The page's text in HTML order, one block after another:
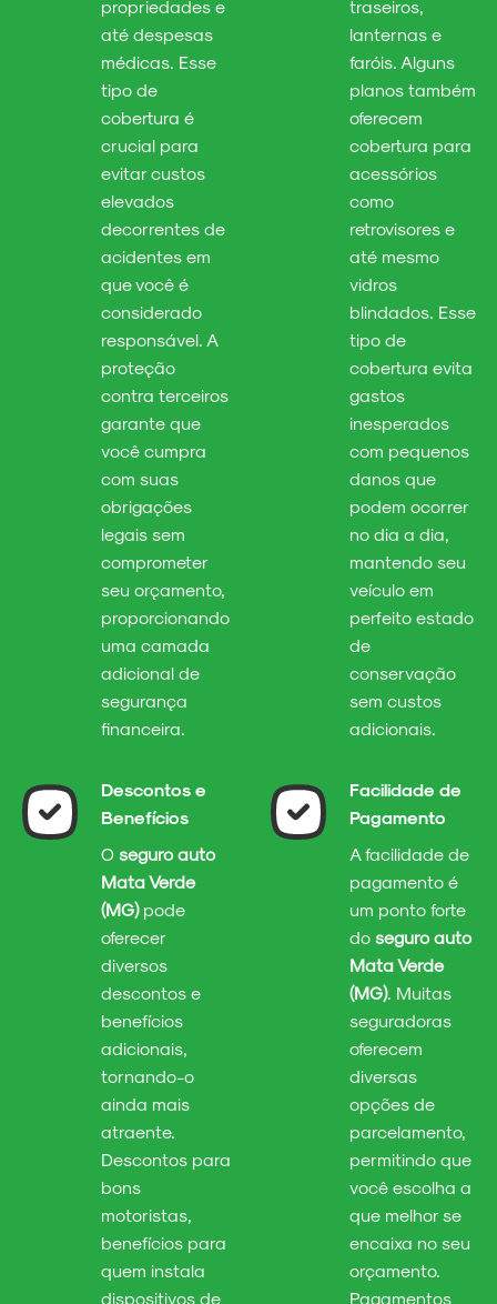
propriedades e
até despesas
médicas. Esse
tipo de
cobertura é
crucial para
evitar custos
elevados
decorrentes de
acidentes em
que você é
considerado
responsável. A
proteção
contra terceiros
garante que
você cumpra
com suas
obrigações
legais sem
comprometer
seu orçamento,
proporcionando
uma camada
adicional de
segurança
financeira.
traseiros,
lanternas e
faróis. Alguns
planos também
oferecem
cobertura para
acessórios
como
retrovisores e
até mesmo
vidros
blindados. Esse
tipo de
cobertura evita
gastos
inesperados
com pequenos
danos que
podem ocorrer
no dia a dia,
mantendo seu
veículo em
perfeito estado
de
conservação
sem custos
adicionais.
Descontos e
Benefícios
O seguro auto
Mata Verde
(MG)pode
oferecer
diversos
descontos e
benefícios
adicionais,
tornando-o
ainda mais
atraente.
Descontos para
bons
motoristas,
benefícios para
quem instala
dispositivos de
Facilidade de
Pagamento
A facilidade de
pagamento é
um ponto forte
do seguro auto
Mata Verde
(MG). Muitas
seguradoras
oferecem
diversas
opções de
parcelamento,
permitindo que
você escolha a
que melhor se
encaixa no seu
orçamento.
Pagamentos